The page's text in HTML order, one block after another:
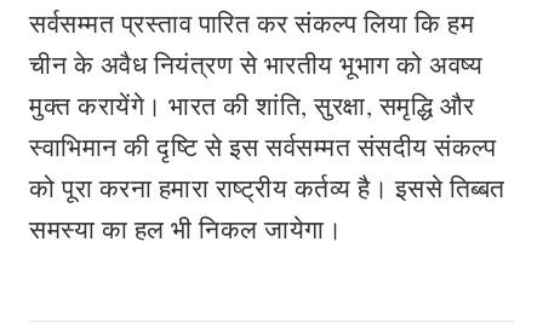
सर्वसम्मत प्रस्ताव पारित कर संकल्प लिया कि हम
चीन के अवैध नियंत्रण से भारतीय भूभाग को अवष्य
मुक्त करायेंगे। भारत की शांति, सुरक्षा, समृद्धि और
स्वाभिमान की दृष्टि से इस सर्वसम्मत संसदीय संकल्प
को पूरा करना हमारा राष्ट्रीय कर्तव्य है। इससे तिब्बत
समस्या का हल भी निकल जायेगा।